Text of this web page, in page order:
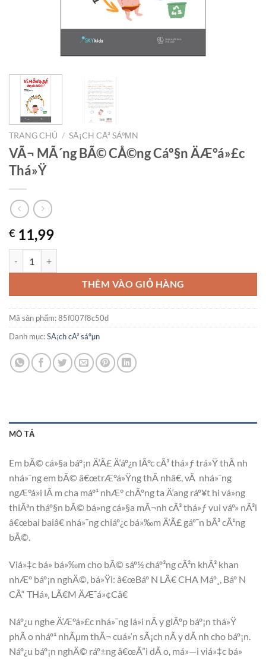
TRANG CHỦ / SÃ¡CH CÃ³ SÁºΜN
VÃ¬ MÃ´ng BÃ© CÅ©ng Cáº§n ÄÆ°á»£c
Thá»Ÿ
€ 11,99
THÊM VÀO GIỎ HÀNG
Mã sản phẩm:85f007f8c50d
Danh mục:SÃ¡ch cÃ³ sáºµn
MÔ TẢ
Em bÃ© cá»§a báº¡n Ä‘Ã£ Ä‘áº¿n lÃºc cÃ³ thá»ƒ trá»Ÿ thÃ nh
nhá»¯ng em bÃ© â€œtrÆ°á»Ÿng thÃ nhâ€, vÃ nhá»¯ng
ngÆ°á»i lÃ m cha máº¹ nhÆ° chÃºng ta Ä‘ang ráº¥t hi vá»ng
thiÃªn tháº§n bÃ© bá»ng cá»§a mÃ¬nh cÃ³ thá»ƒ vui váº» nÃ³i
â€œbai baiâ€ nhá»¯ng chiáº¿c bá»‰m Ä‘Ã£ gáº¯n bÃ³ cÃ¹ng
bÃ©.
Viá»‡c bá» bá»‰m cho bÃ© sáº½ cháº³ng cÃ²n khÃ³ khan
nhÆ° báº¡n nghÄ©, bá»Ÿi: â€œBáº N LÃ€ CHA Máº¸, Báº N
CÃ“ THá»‚ LÃ€M ÄÆ¯á»¢Câ€
Náº¿u nghe Ä‘Æ°á»£c nhá»¯ng lá»i nÃ y giÃºp báº¡n thá»Ÿ
phÃ o nháº¹ nhÃµm thÃ¬ cuá»‘n sÃ¡ch nÃ y dÃ nh cho báº¡n.
Náº¿u báº¡n nghÄ© ráº±ng â€œÃ”i dÃ o, má»—i viá»‡c bá»